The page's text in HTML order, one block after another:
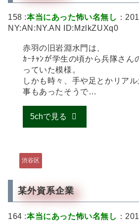
158 :本当にあった怖い名無し ：
NY:AN:NY.AN ID:MzlkZUXq0
赤羽の旧岩淵水門は、
ｶｰﾁｬﾝが学生の頃から兵隊さん
っていた模様。
しかも時々、手や足とかリア
事もあったそうで…
5chで見る
渋谷区
某外資系企業
164 :本当にあった怖い名無し ：